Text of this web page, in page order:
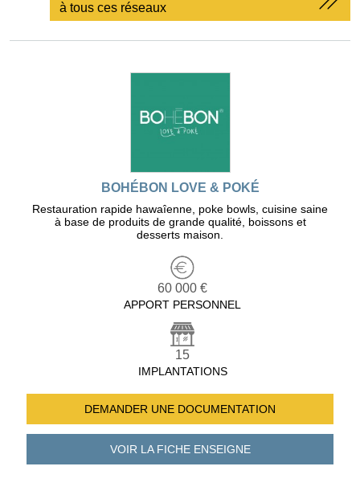
à tous ces réseaux
BOHÉBON LOVE & POKÉ
Restauration rapide hawaîenne, poke bowls, cuisine saine
à base de produits de grande qualité, boissons et
desserts maison.
60 000 €
APPORT PERSONNEL
15
IMPLANTATIONS
DEMANDER UNE DOCUMENTATION
VOIR LA FICHEENSEIGNE